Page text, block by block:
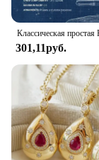
301,11руб.